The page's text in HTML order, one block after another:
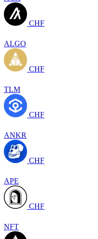
CHF
ALGO
CHF
TLM
CHF
ANKR
CHF
APE
CHF
NFT